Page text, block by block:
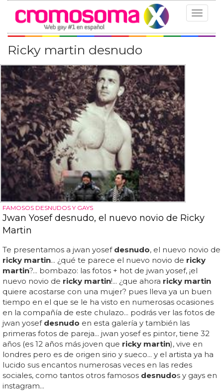
Toggle
Ricky martin desnudo
FAMOSOS DESNUDOS Y GAYS
Jwan Yosef desnudo, el nuevo novio de Ricky
Martin
Te presentamos a jwan yosef desnudo, el nuevo novio de
ricky martin... ¿qué te parece el nuevo novio de ricky
martin?... bombazo: las fotos + hot de jwan yosef, ¡el
nuevo novio de ricky martin!... ¿que ahora ricky martin
quiere acostarse con una mujer? pues lleva ya un buen
tiempo en el que se le ha visto en numerosas ocasiones
en la compañía de este chulazo... podrás ver las fotos de
jwan yosef desnudo en esta galería y también las
primeras fotos de pareja... jwan yosef es pintor, tiene 32
años (es 12 años más joven que ricky martin), vive en
londres pero es de origen sirio y sueco... y el artista ya ha
lucido sus encantos numerosas veces en las redes
sociales, como tantos otros famosos desnudos y gays en
instagram...